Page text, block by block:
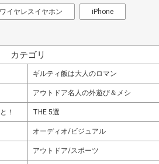
イヤレスイヤホン iPhone
カテゴリ
ギルティ飯は大人のロマン
アウトドア名人の外遊び＆メシ
！ THE 5選
オーディオ/ビジュアル
アウトドア/スポーツ